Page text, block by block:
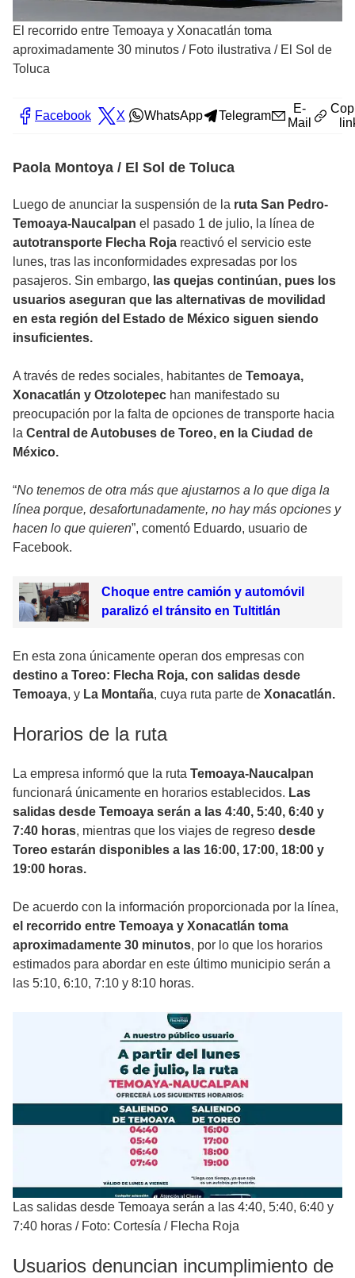
El recorrido entre Temoaya y Xonacatlán toma
aproximadamente 30 minutos / Foto ilustrativa / El Sol de
Toluca
Facebook X WhatsApp Telegram
E-
Mail
Paola Montoya / El Sol de Toluca
Luego de anunciar la suspensión de la ruta San Pedro-
Temoaya-Naucalpan el pasado 1 de julio, la línea de
autotransporte Flecha Roja reactivó el servicio este
lunes, tras las inconformidades expresadas por los
pasajeros. Sin embargo, las quejas continúan, pues los
usuarios aseguran que las alternativas de movilidad
en esta región del Estado de México siguen siendo
insuficientes.
A través de redes sociales, habitantes de Temoaya,
Xonacatlán y Otzolotepec han manifestado su
preocupación por la falta de opciones de transporte hacia
la Central de Autobuses de Toreo, en la Ciudad de
México.
“No tenemos de otra más que ajustarnos a lo que diga la
línea porque, desafortunadamente, no hay más opciones y
hacen lo que quieren”, comentó Eduardo, usuario de
Facebook.
Choque entre camión y automóvil
paralizó el tránsito en Tultitlán
En esta zona únicamente operan dos empresas con
destino a Toreo: Flecha Roja, con salidas desde
Temoaya, y La Montaña, cuya ruta parte de Xonacatlán.
Horarios de la ruta
La empresa informó que la ruta Temoaya-Naucalpan
funcionará únicamente en horarios establecidos. Las
salidas desde Temoaya serán a las 4:40, 5:40, 6:40 y
7:40 horas, mientras que los viajes de regreso desde
Toreo estarán disponibles a las 16:00, 17:00, 18:00 y
19:00 horas.
De acuerdo con la información proporcionada por la línea,
el recorrido entre Temoaya y Xonacatlán toma
aproximadamente 30 minutos, por lo que los horarios
estimados para abordar en este último municipio serán a
las 5:10, 6:10, 7:10 y 8:10 horas.
Las salidas desde Temoaya serán a las 4:40, 5:40, 6:40 y
7:40 horas / Foto: Cortesía / Flecha Roja
Usuarios denuncian incumplimiento de